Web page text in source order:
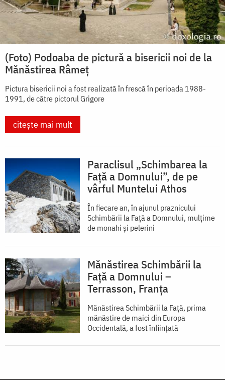
(Foto) Podoaba de pictură a bisericii noi de la
Mănăstirea Râmeț
Pictura bisericii noi a fost realizată în frescă în perioada 1988-
1991, de către pictorul Grigore
citește mai mult
Paraclisul „Schimbarea la
Față a Domnului”, de pe
vârful Muntelui Athos
În fiecare an, în ajunul praznicului
Schimbării la Faţă a Domnului, mulţime
de monahi şi pelerini
Mănăstirea Schimbării la
Față a Domnului –
Terrasson, Franţa
Mănăstirea Schimbării la Față, prima
mănăstire de maici din Europa
Occidentală, a fost înființată